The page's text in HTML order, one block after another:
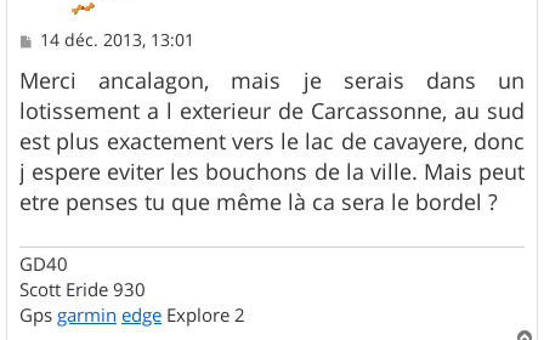
M
s
s
a
g
e
14 déc. 2013, 13:01
Merci ancalagon, mais je serais dans un
lotissement a l exterieur de Carcassonne, au sud
est plus exactement vers le lac de cavayere, donc
j espere eviter les bouchons de la ville. Mais peut
etre penses tu que même là ca sera le bordel ?
GD40
Scott Eride 930
Gps garmin edge Explore 2